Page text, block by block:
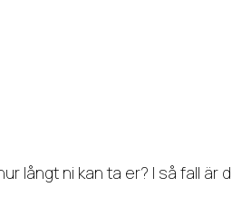
långt ni kan ta er? I så fall är